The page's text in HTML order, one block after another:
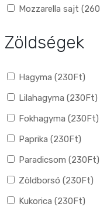
Mozzarella sajt (260
Zöldségek
Hagyma (230Ft)
Lilahagyma (230Ft)
Fokhagyma (230Ft)
Paprika (230Ft)
Paradicsom (230Ft)
Zöldborsó (230Ft)
Kukorica (230Ft)